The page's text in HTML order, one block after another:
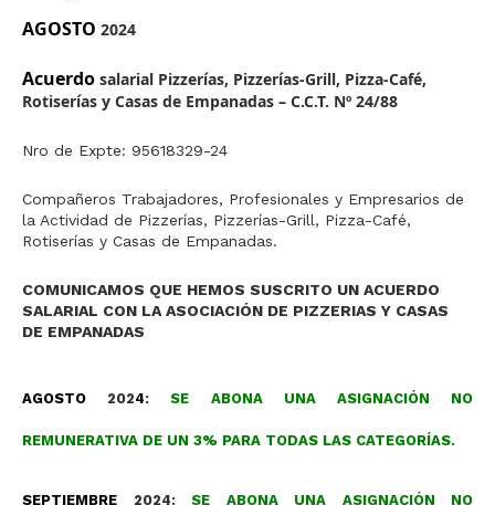
AGOSTO 2024
Acuerdo salarial Pizzerías, Pizzerías-Grill, Pizza-Café,
Rotiserías y Casas de Empanadas – C.C.T. Nº 24/88
Nro de Expte: 95618329-24
Compañeros Trabajadores, Profesionales y Empresarios de
la Actividad de Pizzerías, Pizzerías-Grill, Pizza-Café,
Rotiserías y Casas de Empanadas.
COMUNICAMOS QUE HEMOS SUSCRITO UN ACUERDO
SALARIAL CON LA ASOCIACIÓN DE PIZZERIAS Y CASAS
DE EMPANADAS
AGOSTO 2024:SE ABONA UNA ASIGNACIÓN NO
REMUNERATIVA DE UN 3% PARA TODAS LAS CATEGORÍAS.
SEPTIEMBRE 2024: SE ABONA UNA ASIGNACIÓN NO